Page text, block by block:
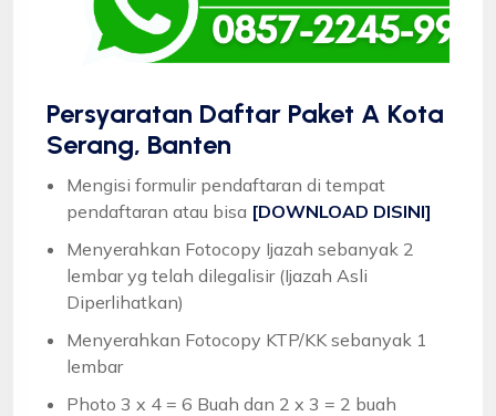
Persyaratan Daftar Paket A Kota
Serang, Banten
Mengisi formulir pendaftaran di tempat
pendaftaran atau bisa [DOWNLOAD DISINI]
Menyerahkan Fotocopy Ijazah sebanyak 2
lembar yg telah dilegalisir (Ijazah Asli
Diperlihatkan)
Menyerahkan Fotocopy KTP/KK sebanyak 1
lembar
Photo 3 x 4 = 6 Buah dan 2 x 3 = 2 buah